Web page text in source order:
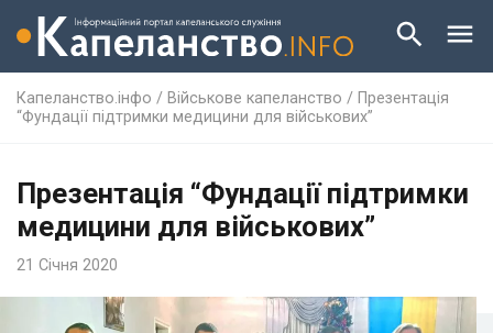
Капеланство.інфо / Військове капеланство / Презентація
“Фундації підтримки медицини для військових”
Презентація “Фундації підтримки
медицини для військових”
21 Січня 2020